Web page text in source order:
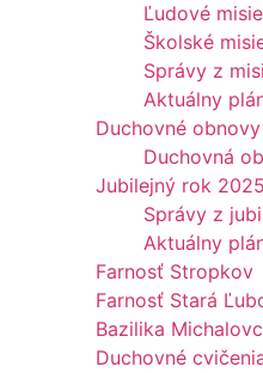
Ľudové misie
Školské
Správy z
Aktuálny
Duchovné obnovy
Duchovná
Jubilejný rok 2025
Správy z
Aktuálny
Farnosť Stropkov
Farnosť Stará
Bazilika
Duchovné